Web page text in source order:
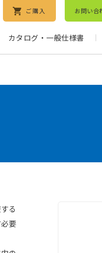
ご購入 お問い合
カタログ・一般仕様書
る
要